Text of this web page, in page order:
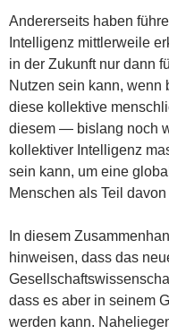
Andererseits haben
Intelligenz mittlerweile
in der Zukunft nur dann
Nutzen sein kann, wenn
diese kollektive
diesem — bislang noch
kollektiver Intelligenz
sein kann, um eine
Menschen als Teil
In diesem
hinweisen, dass das
dass es aber in seinem
werden kann.